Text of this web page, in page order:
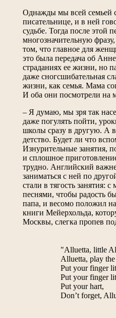
Однажды мы всей семьей
писательнице, и в ней
судьбе. Тогда после этой
многозначительную
том, что главное для
это была передача об
страданиях ее жизни, но
даже сногсшибательная
жизни, как семья. Мама
И оба они посмотрели на
– Я думаю, мы зря так
даже погулять пойти,
школы сразу в другую. А
детство. Будет ли что
Изнурительные занятия,
и сплошное
трудно. Английский
заниматься с ней по
стали в тягость занятия:
песнями, чтобы радость
папа, и весомо положил
книги Мейерхольда,
Москвы, слегка пропев
"Alluetta, little
Alluetta, play
Put your finger
Put your finger
Put your hart,
Don’t forget,